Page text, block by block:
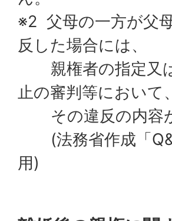
※2 父母の一方が父
反した場合には、
親権者の指定又は
止の審判等において、
その違反の内容
(法務省作成「
用)